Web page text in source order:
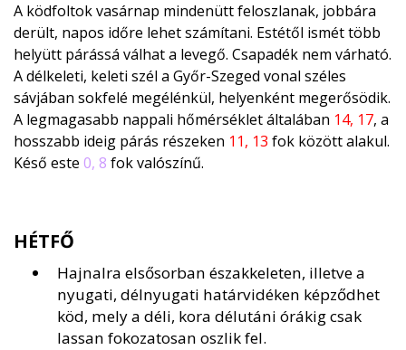
A ködfoltok vasárnap mindenütt feloszlanak, jobbára
derült, napos időre lehet számítani. Estétől ismét több
helyütt párássá válhat a levegő. Csapadék nem várható.
A délkeleti, keleti szél a Győr-Szeged vonal széles
sávjában sokfelé megélénkül, helyenként megerősödik.
A legmagasabb nappali hőmérséklet általában 14, 17, a
hosszabb ideig párás részeken 11, 13 fok között alakul.
Késő este 0, 8 fok valószínű.
HÉTFŐ
Hajnalra elsősorban északkeleten, illetve a
nyugati, délnyugati határvidéken képződhet
köd, mely a déli, kora délutáni órákig csak
lassan fokozatosan oszlik fel.